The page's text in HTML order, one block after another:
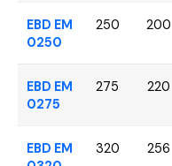
EBD EM
0250
250 200
EBD EM
0275
275 220
EBD EM
320 256